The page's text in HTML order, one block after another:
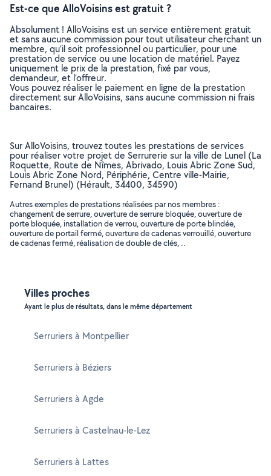
Est-ce que AlloVoisins est gratuit ?
Absolument ! AlloVoisins est un service entièrement gratuit
et sans aucune commission pour tout utilisateur cherchant un
membre, qu’il soit professionnel ou particulier, pour une
prestation de service ou une location de matériel. Payez
uniquement le prix de la prestation, fixé par vous,
demandeur, et l’offreur.
Vous pouvez réaliser le paiement en ligne de la prestation
directement sur AlloVoisins, sans aucune commission ni frais
bancaires.
Sur AlloVoisins, trouvez toutes les prestations de services
pour réaliser votre projet de Serrurerie sur la ville de Lunel (La
Roquette, Route de Nîmes, Abrivado, Louis Abric Zone Sud,
Louis Abric Zone Nord, Périphérie, Centre ville-Mairie,
Fernand Brunel) (Hérault, 34400, 34590)
Autres exemples de prestations réalisées par nos membres :
changement de serrure, ouverture de serrure bloquée, ouverture de
porte bloquée, installation de verrou, ouverture de porte blindée,
ouverture de portail fermé, ouverture de cadenas verrouillé, ouverture
de cadenas fermé, réalisation de double de clés, ..
Villes proches
Ayant le plus de résultats, dans le même département
Serruriers à Montpellier
Serruriers à Béziers
Serruriers à Agde
Serruriers à Castelnau-le-Lez
Serruriers à Lattes